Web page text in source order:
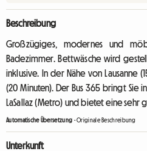
Beschreibung
Großzügiges, modernes und
Badezimmer. Bettwäsche wird
inklusive. In der Nähe von Lausanne
(20 Minuten). Der Bus 365 bringt Sie
LaSallaz (Metro) und bietet eine sehr
Automatische Übersetzung -Originale Beschreibung
Unterkunft